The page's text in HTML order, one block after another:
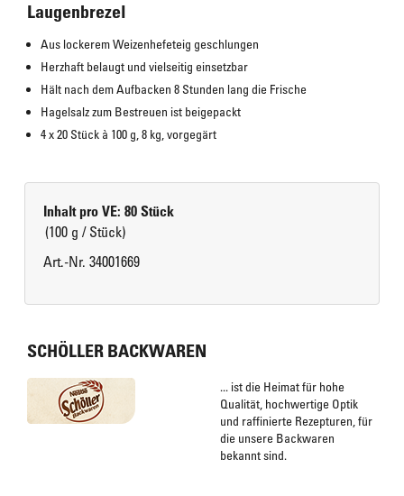
Laugenbrezel
Aus lockerem Weizenhefeteig geschlungen
Herzhaft belaugt und vielseitig einsetzbar
Hält nach dem Aufbacken 8 Stunden lang die Frische
Hagelsalz zum Bestreuen ist beigepackt
4 x 20 Stück à 100 g, 8 kg, vorgegärt
Inhalt pro VE: 80 Stück
(100 g / Stück)
Art.-Nr. 34001669
SCHÖLLER BACKWAREN
... ist die Heimat für hohe
Qualität, hochwertige Optik
und raffinierte Rezepturen, für
die unsere Backwaren
bekannt sind.